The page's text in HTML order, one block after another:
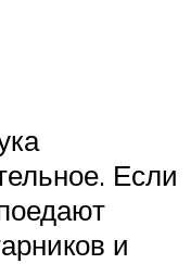
Если
и